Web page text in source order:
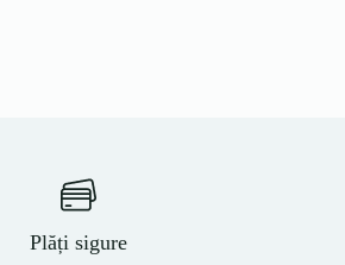
Plăți sigure